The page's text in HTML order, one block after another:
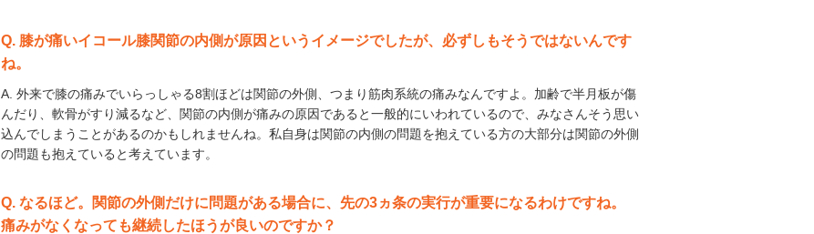
Q. 膝が痛いイコール膝関節の内側が原因というイメージでしたが、必ずしもそうではないんです
ね。
A. 外来で膝の痛みでいらっしゃる8割ほどは関節の外側、つまり筋肉系統の痛みなんですよ。加齢で半月板が傷
んだり、軟骨がすり減るなど、関節の内側が痛みの原因であると一般的にいわれているので、みなさんそう思い
込んでしまうことがあるのかもしれませんね。私自身は関節の内側の問題を抱えている方の大部分は関節の外側
の問題も抱えていると考えています。
Q. なるほど。関節の外側だけに問題がある場合に、先の3ヵ条の実行が重要になるわけですね。
痛みがなくなっても継続したほうが良いのですか？